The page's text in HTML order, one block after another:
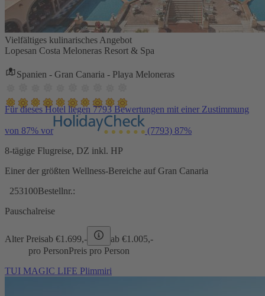
Vielfältiges kulinarisches Angebot
Lopesan Costa Meloneras Resort & Spa
Spanien - Gran Canaria - Playa Meloneras
Für dieses Hotel liegen 7793 Bewertungen mit einer Zustimmung
von 87% vor (7793) 87%
8-tägige Flugreise, DZ inkl. HP
Einer der größten Wellness-Bereiche auf Gran Canaria
253100Bestellnr.:
Pauschalreise
Alter Preisab €1.699,- ab €1.005,-
pro PersonPreis pro Person
TUI MAGIC LIFE Plimmiri